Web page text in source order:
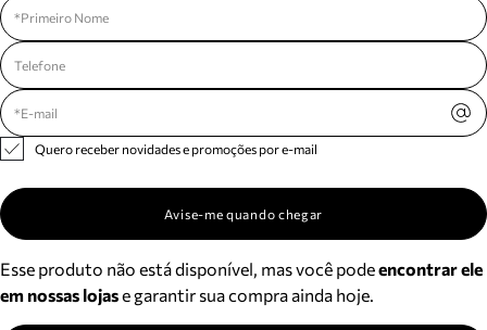
Quero receber novidades e promoções por e-mail
Avise-me quando chegar
Esse produto não está disponível, mas você podeencontrar ele
em nossas lojase garantir sua compra ainda hoje.